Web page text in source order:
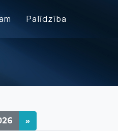
Palīdzība
»